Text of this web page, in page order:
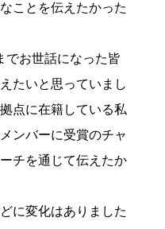
ことを伝えたかった
でお世話になった皆
たいと思っていまし
点に在籍している私
ンバーに受賞のチャ
チを通じて伝えたか
に変化はありました